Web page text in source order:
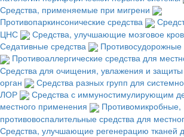
Средства, применяемые при мигрени
Противопаркинсонические средства
ЦНС
Средства, улучшающие мозговое
Седативные средства
Противосудорожные
Противоаллергические средства для
Средства для очищения, увлажения и
орган
Средства разных групп для
ЛОР
Средства с иммуностимулирующим
местного применения
Противомикробные,
противовоспалительные средства для
Средства, улучшающие регенерацию тканей